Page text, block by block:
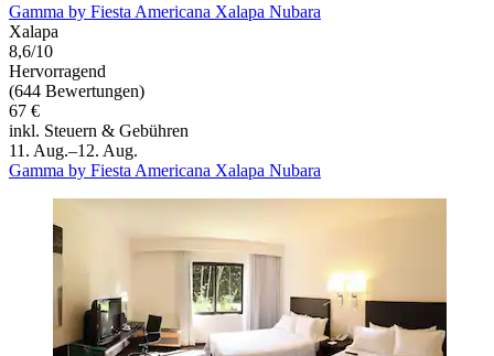
Gamma by Fiesta Americana Xalapa Nubara
Xalapa
8,6/10
Hervorragend
(644 Bewertungen)
67 €
inkl. Steuern & Gebühren
11. Aug.–12. Aug.
Gamma by Fiesta Americana Xalapa Nubara